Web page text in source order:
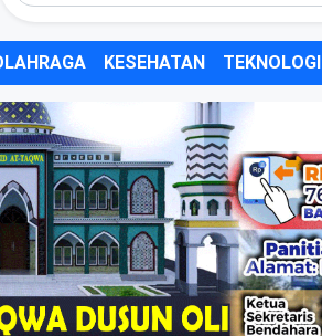
KESEHATAN TEKNOLOGI